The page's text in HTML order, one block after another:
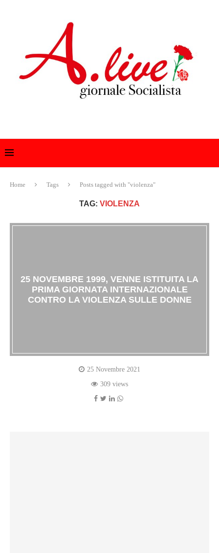
Home Tags Posts tagged with "violenza"
TAG: VIOLENZA
25 NOVEMBRE 1999, VENNE ISTITUITA LA
PRIMA GIORNATA INTERNAZIONALE
CONTRO LA VIOLENZA SULLE DONNE
25 Novembre 2021
309 views